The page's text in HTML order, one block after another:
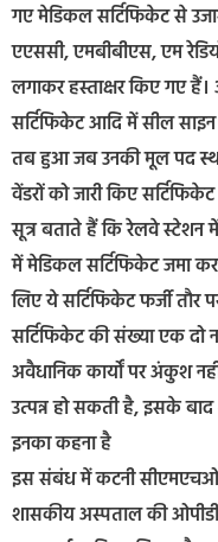
गए मेडिकल सर्टिफिकेट से
एएससी, एमबीबीएस, एम
लगाकर हस्ताक्षर किए गए हैं।
सर्टिफिकेट आदि में सील
तब हुआ जब उनकी मूल पद
वेंडरों को जारी किए सर्टिफिकेट
सूत्र बताते हैं कि रेलवे स्टेशन
में मेडिकल सर्टिफिकेट जमा
लिए ये सर्टिफिकेट फर्जी तौर
सर्टिफिकेट की संख्या एक दो
अवैधानिक कार्यों पर अंकुश
उत्पन्न हो सकती है, इसके
इनका कहना है
इस संबंध में कटनी सीएमएचओ
शासकीय अस्पताल की ओपीडी